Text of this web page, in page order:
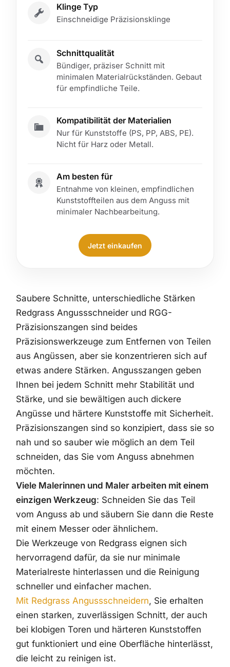
Klinge Typ
Einschneidige Präzisionsklinge
Schnittqualität
Bündiger, präziser Schnitt mit
minimalen Materialrückständen. Gebaut
für empfindliche Teile.
Kompatibilität der Materialien
Nur für Kunststoffe (PS, PP, ABS, PE).
Nicht für Harz oder Metall.
Am besten für
Entnahme von kleinen, empfindlichen
Kunststoffteilen aus dem Anguss mit
minimaler Nachbearbeitung.
Jetzt einkaufen
Saubere Schnitte, unterschiedliche Stärken
Redgrass Angussschneider und RGG-
Präzisionszangen sind beides
Präzisionswerkzeuge zum Entfernen von Teilen
aus Angüssen, aber sie konzentrieren sich auf
etwas andere Stärken. Angusszangen geben
Ihnen bei jedem Schnitt mehr Stabilität und
Stärke, und sie bewältigen auch dickere
Angüsse und härtere Kunststoffe mit Sicherheit.
Präzisionszangen sind so konzipiert, dass sie so
nah und so sauber wie möglich an dem Teil
schneiden, das Sie vom Anguss abnehmen
möchten.
Viele Malerinnen und Maler arbeiten mit einem
einzigen Werkzeug: Schneiden Sie das Teil
vom Anguss ab und säubern Sie dann die Reste
mit einem Messer oder ähnlichem.
Die Werkzeuge von Redgrass eignen sich
hervorragend dafür, da sie nur minimale
Materialreste hinterlassen und die Reinigung
schneller und einfacher machen.
Mit Redgrass Angussschneidern, Sie erhalten
einen starken, zuverlässigen Schnitt, der auch
bei klobigen Toren und härteren Kunststoffen
gut funktioniert und eine Oberfläche hinterlässt,
die leicht zu reinigen ist.